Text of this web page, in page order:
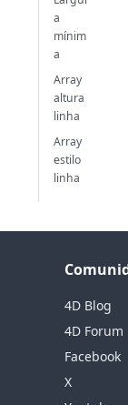
a
mínim
a
Array
altura
linha
Array
estilo
linha
4D Blog
4D Forum
Facebook
X